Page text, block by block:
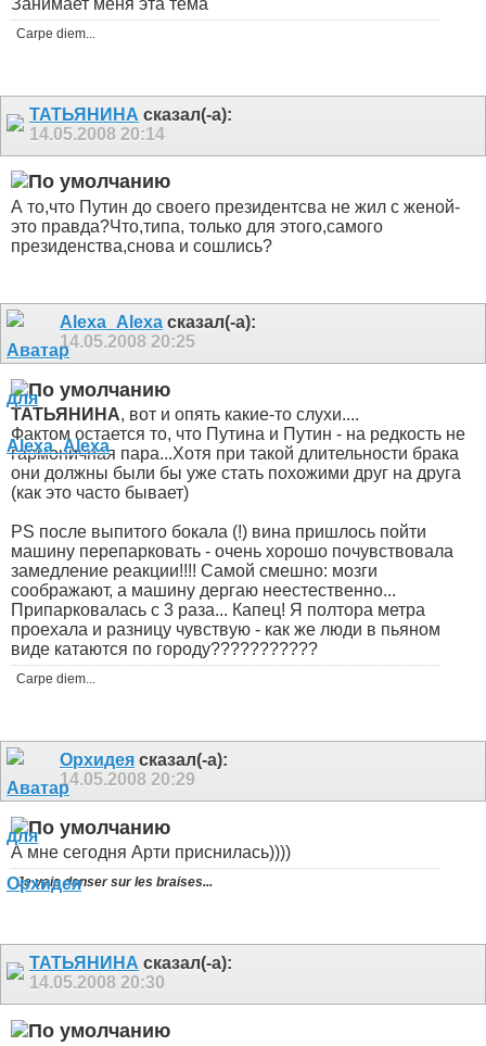
Carpe diem...
ТАТЬЯНИНА сказал(-а):
14.05.2008 20:14
А то,что Путин до своего президентсва не жил с женой-
это правда?Что,типа, только для этого,самого
президенства,снова и сошлись?
Alexa_Alexa сказал(-а):
14.05.2008 20:25
ТАТЬЯНИНА, вот и опять какие-то слухи....
Фактом остается то, что Путина и Путин - на редкость не
гармоничная пара...Хотя при такой длительности брака
они должны были бы уже стать похожими друг на друга
(как это часто бывает)
PS после выпитого бокала (!) вина пришлось пойти
машину перепарковать - очень хорошо почувствовала
замедление реакции!!!! Самой смешно: мозги
соображают, а машину дергаю неестественно...
Припарковалась с 3 раза... Капец! Я полтора метра
проехала и разницу чувствую - как же люди в пьяном
виде катаются по городу???????????
Carpe diem...
Орхидея сказал(-а):
14.05.2008 20:29
А мне сегодня Арти приснилась))))
Je vais danser sur les braises...
ТАТЬЯНИНА сказал(-а):
14.05.2008 20:30